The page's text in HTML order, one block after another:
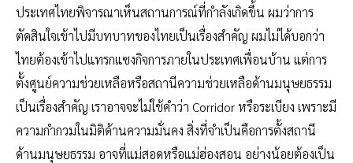
ประเทศไทยพิจารณาเห็นสถานการณ์ที่กำลังเกิดขึ้น ผมว่าการ
ตัดสินใจเข้าไปมีบทบาทของไทยเป็นเรื่องสำคัญ ผมไม่ได้บอกว่า
ไทยต้องเข้าไปแทรกแซงกิจการภายในประเทศเพื่อนบ้าน แต่การ
ตั้งศูนย์ความช่วยเหลือหรือสถานีความช่วยเหลือด้านมนุษยธรรม
เป็นเรื่องสำคัญ เราอาจจะไม่ใช้คำว่า Corridor หรือระเบียง เพราะมี
ความกำกวมในมิติด้านความมั่นคง สิ่งที่จำเป็นคือการตั้งสถานี
ด้านมนุษยธรรม อาจที่แม่สอดหรือแม่ฮ่องสอน อย่างน้อยต้องเป็น